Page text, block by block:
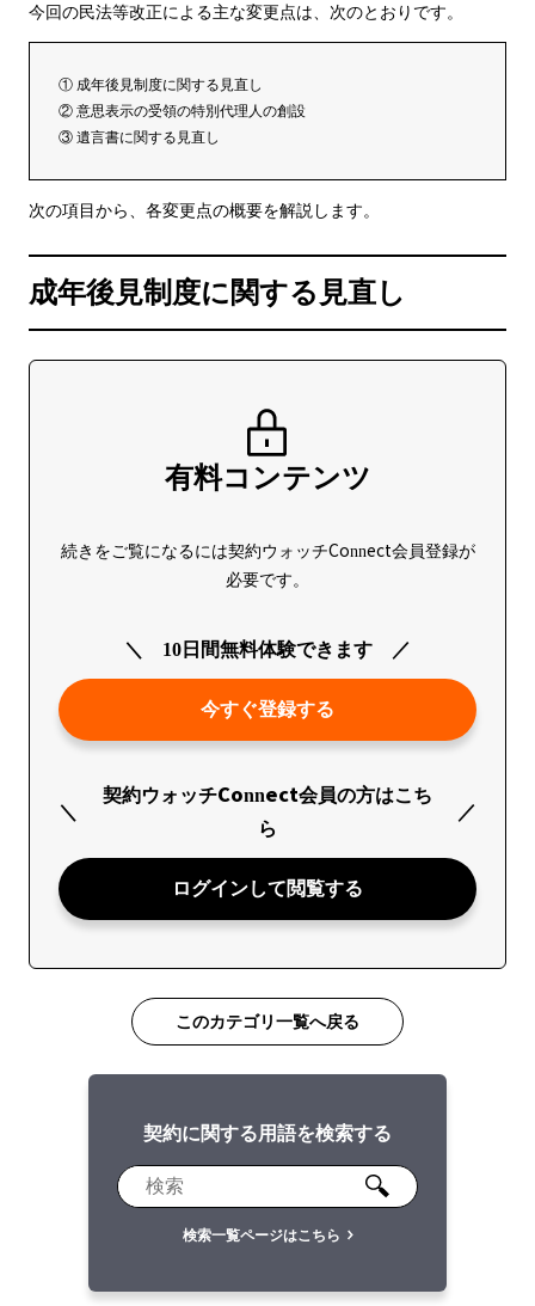
今回の民法等改正による主な変更点は、次のとおりです。
① 成年後見制度に関する見直し
② 意思表示の受領の特別代理人の創設
③ 遺言書に関する見直し
次の項目から、各変更点の概要を解説します。
成年後見制度に関する見直し
有料コンテンツ
続きをご覧になるには契約ウォッチConnect会員登録が
必要です。
10日間無料体験できます
今すぐ登録する
契約ウォッチConnect会員の方はこち
ら
ログインして閲覧する
このカテゴリ一覧へ戻る
契約に関する用語を検索する
検索一覧ページはこちら